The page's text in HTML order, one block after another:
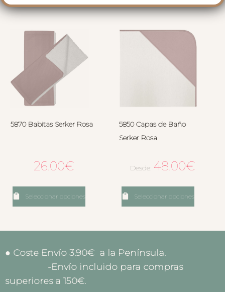
5870 Babitas Serker Rosa
26.00€
Seleccionar opciones
5850 Capas de Baño
Serker Rosa
Desde: 48.00€
Seleccionar opciones
● Coste Envío 3.90€ a la Península.
-Envío incluido para compras
superiores a 150€.